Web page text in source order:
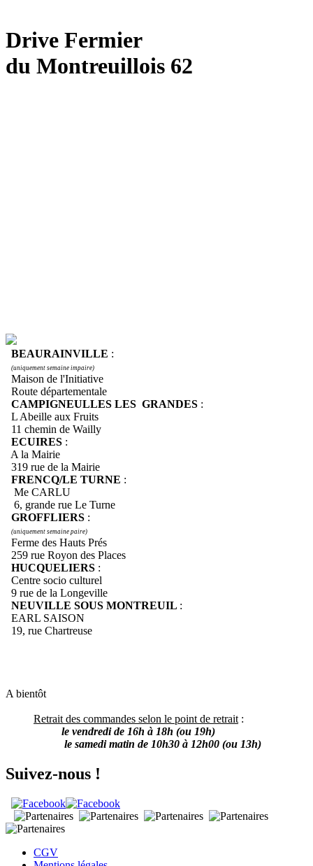
Drive Fermier
du Montreuillois 62
BEAURAINVILLE :
(uniquement semaine impaire)
Maison de l'Initiative
Route départementale
CAMPIGNEULLES LES GRANDES :
L Abeille aux Fruits
11 chemin de Wailly
ECUIRES :
A la Mairie
319 rue de la Mairie
FRENCQ/LE TURNE :
Me CARLU
6, grande rue Le Turne
GROFFLIERS :
(uniquement semaine paire)
Ferme des Hauts Prés
259 rue Royon des Places
HUCQUELIERS :
Centre socio culturel
9 rue de la Longeville
NEUVILLE SOUS MONTREUIL :
EARL SAISON
19, rue Chartreuse
A bientôt
Retrait des commandes selon le point de retrait :
le vendredi de 16h à 18h (ou 19h)
le samedi matin de 10h30 à 12h00 (ou 13h)
Suivez-nous !
CGV